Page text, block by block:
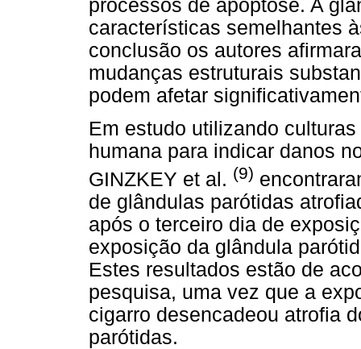
processos de apoptose. A
características semelhantes
conclusão os autores
mudanças estruturais
podem afetar
Em estudo utilizando
humana para indicar danos
GINZKEY et al. (9)
de glândulas parótidas
após o terceiro dia de
exposição da glândula
Estes resultados estão de
pesquisa, uma vez que a
cigarro desencadeou atrofia
parótidas.